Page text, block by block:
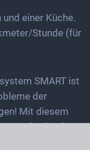
einer Küche.
Stunde (für
SMART ist
der
Mit diesem
Stunde absolut